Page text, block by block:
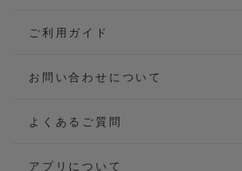
ご利用ガイド
お問い合わせについて
よくあるご質問
アプリについて